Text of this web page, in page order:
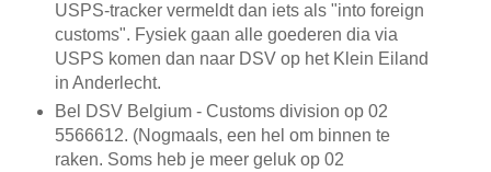
USPS-tracker vermeldt dan iets als "into foreign
customs". Fysiek gaan alle goederen dia via
USPS komen dan naar DSV op het Klein Eiland
in Anderlecht.
Bel DSV Belgium - Customs division op 02
5566612. (Nogmaals, een hel om binnen te
raken. Soms heb je meer geluk op 02